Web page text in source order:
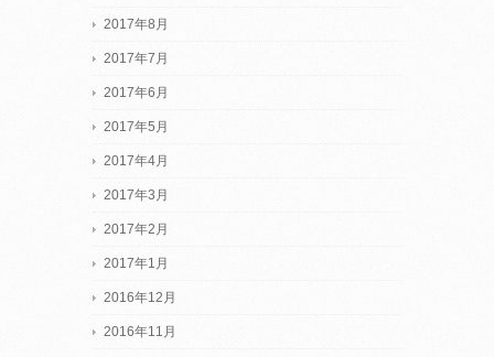
2017年8月
2017年7月
2017年6月
2017年5月
2017年4月
2017年3月
2017年2月
2017年1月
2016年12月
2016年11月